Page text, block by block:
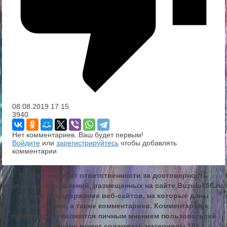
08.08.2019 17:15
3940
Нет комментариев. Ваш будет первым!
Войдите илизарегистрируйтесь чтобы добавлять
комментарии
Портал не несет ответственности за достоверность
рекламных объявлений, размещенных на сайте Buzuluk56.ru,
а также за содержание веб-сайтов, на которые даны
гиперссылки, а также комментариев. Комментарии к
публикациям являются личным мнением пользователей